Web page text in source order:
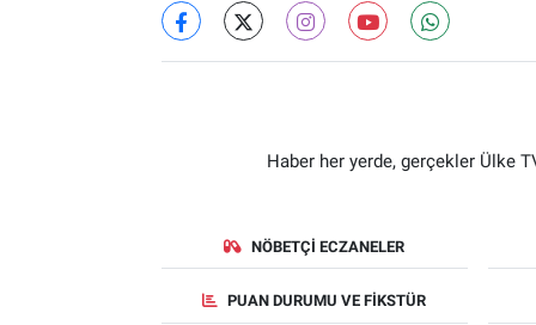
Haber her yerde, gerçekler Ülke
NÖBETÇI ECZANELER
PUAN DURUMU VE FIKSTÜR